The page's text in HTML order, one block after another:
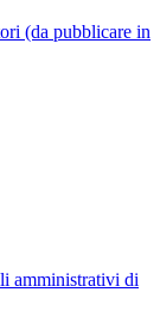
(da pubblicare in
amministrativi di